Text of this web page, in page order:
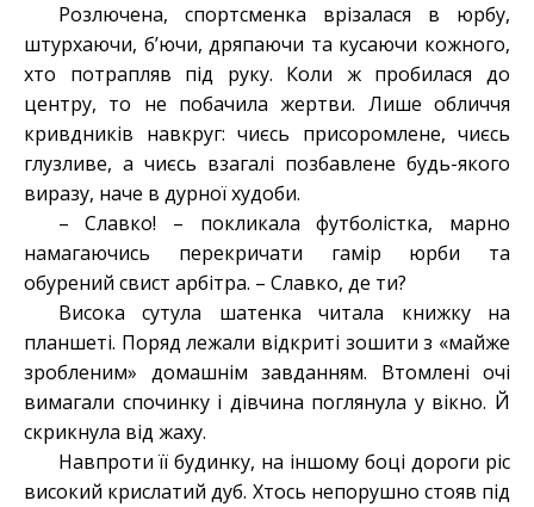
Розлючена, спортсменка врізалася в юрбу,
штурхаючи, б’ючи, дряпаючи та кусаючи кожного,
хто потрапляв під руку. Коли ж пробилася до
центру, то не побачила жертви. Лише обличчя
кривдників навкруг: чиєсь присоромлене, чиєсь
глузливе, а чиєсь взагалі позбавлене будь-якого
виразу, наче в дурної худоби.
– Славко! – покликала футболістка, марно
намагаючись перекричати гамір юрби та
обурений свист арбітра. – Славко, де ти?
Висока сутула шатенка читала книжку на
планшеті. Поряд лежали відкриті зошити з «майже
зробленим» домашнім завданням. Втомлені очі
вимагали спочинку і дівчина поглянула у вікно. Й
скрикнула від жаху.
Навпроти її будинку, на іншому боці дороги ріс
високий крислатий дуб. Хтось непорушно стояв під